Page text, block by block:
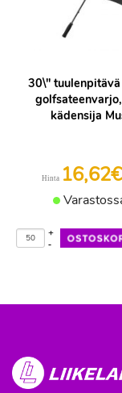
30\"
kädensija
Hinta
-
+